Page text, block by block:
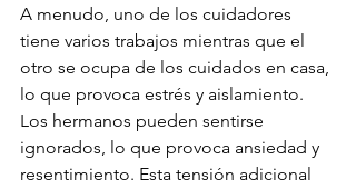
A menudo, uno de los cuidadores
tiene varios trabajos mientras que el
otro se ocupa de los cuidados en casa,
lo que provoca estrés y aislamiento.
Los hermanos pueden sentirse
ignorados, lo que provoca ansiedad y
resentimiento. Esta tensión adicional